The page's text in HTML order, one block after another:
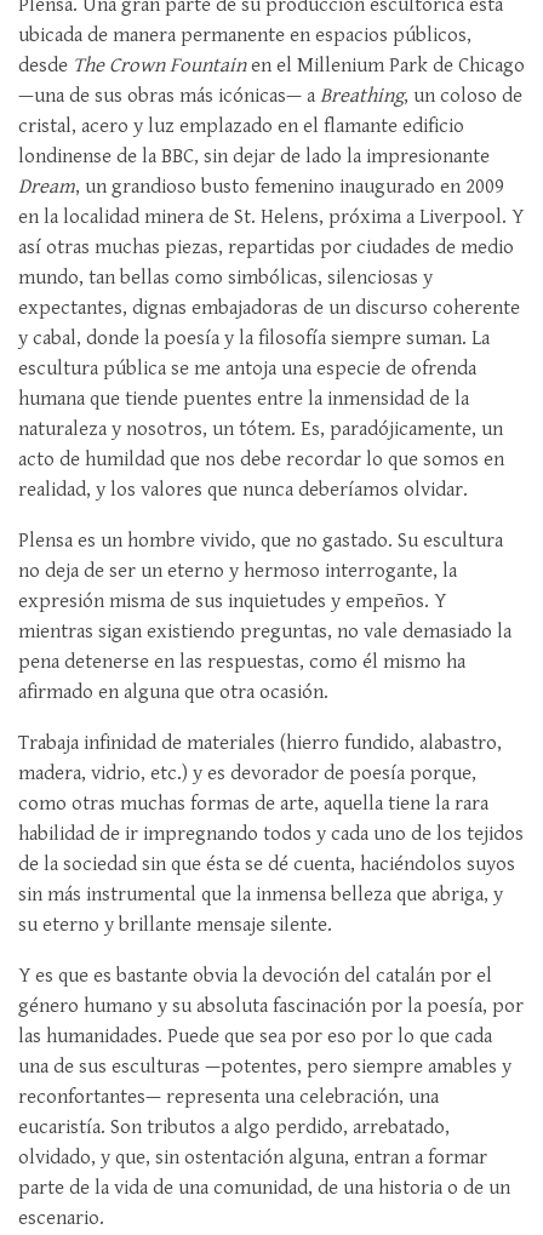
ubicada de manera permanente en espacios públicos,
desde The Crown Fountainen el Millenium Park de Chicago
—una de sus obras más icónicas— a Breathing, un coloso de
cristal, acero y luz emplazado en el flamante edificio
londinense de la BBC, sin dejar de lado la impresionante
Dream, un grandioso busto femenino inaugurado en 2009
en la localidad minera de St. Helens, próxima a Liverpool. Y
así otras muchas piezas, repartidas por ciudades de medio
mundo, tan bellas como simbólicas, silenciosas y
expectantes, dignas embajadoras de un discurso coherente
y cabal, donde la poesía y la filosofía siempre suman. La
escultura pública se me antoja una especie de ofrenda
humana que tiende puentes entre la inmensidad de la
naturaleza y nosotros, un tótem. Es, paradójicamente, un
acto de humildad que nos debe recordar lo que somos en
realidad, y los valores que nunca deberíamos olvidar.
Plensa es un hombre vivido, que no gastado. Su escultura
no deja de ser un eterno y hermoso interrogante, la
expresión misma de sus inquietudes y empeños. Y
mientras sigan existiendo preguntas, no vale demasiado la
pena detenerse en las respuestas, como él mismo ha
afirmado en alguna que otra ocasión.
Trabaja infinidad de materiales (hierro fundido, alabastro,
madera, vidrio, etc.) y es devorador de poesía porque,
como otras muchas formas de arte, aquella tiene la rara
habilidad de ir impregnando todos y cada uno de los tejidos
de la sociedad sin que ésta se dé cuenta, haciéndolos suyos
sin más instrumental que la inmensa belleza que abriga, y
su eterno y brillante mensaje silente.
Y es que es bastante obvia la devoción del catalán por el
género humano y su absoluta fascinación por la poesía, por
las humanidades. Puede que sea por eso por lo que cada
una de sus esculturas —potentes, pero siempre amables y
reconfortantes— representa una celebración, una
eucaristía. Son tributos a algo perdido, arrebatado,
olvidado, y que, sin ostentación alguna, entran a formar
parte de la vida de una comunidad, de una historia o de un
escenario.